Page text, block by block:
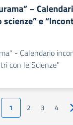
–
scienze” e
- Calendario
con le Scienze"
1 2 3 4